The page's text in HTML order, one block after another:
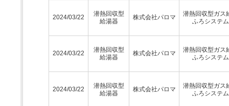
2024/03/22
潜熱回収型
給湯器
株式会社パロマ
潜熱回収型ガス
ふろシステム
2024/03/22
潜熱回収型
給湯器
株式会社パロマ
潜熱回収型ガス
ふろシステム
2024/03/22
潜熱回収型
給湯器
株式会社パロマ
潜熱回収型ガス
ふろシステム